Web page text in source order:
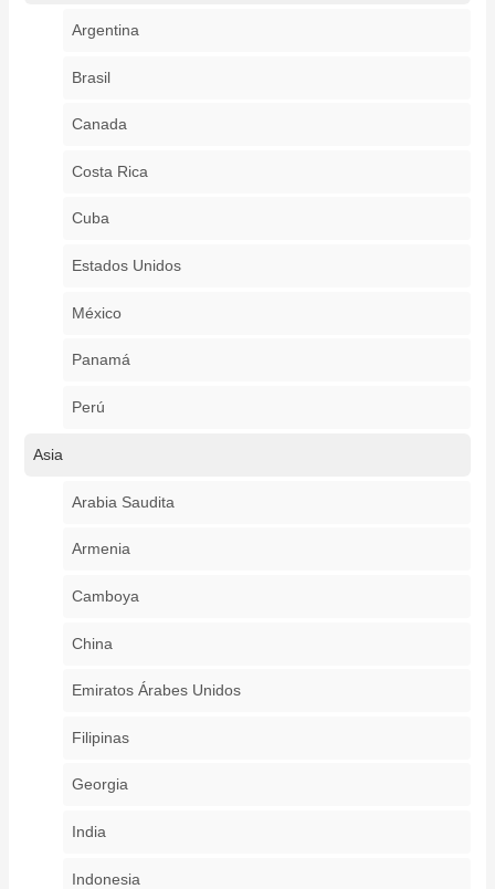
Argentina
Brasil
Canada
Costa Rica
Cuba
Estados Unidos
México
Panamá
Perú
Asia
Arabia Saudita
Armenia
Camboya
China
Emiratos Árabes Unidos
Filipinas
Georgia
India
Indonesia